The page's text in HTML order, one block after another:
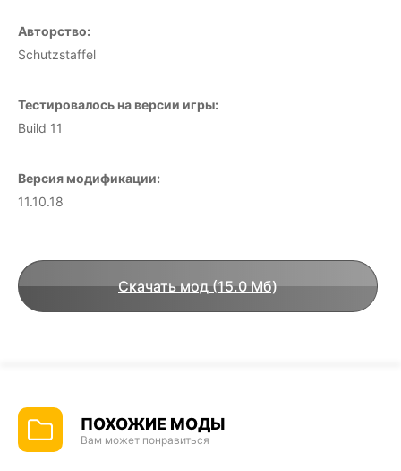
Авторство:
Schutzstaffel
Тестировалось на версии игры:
Build 11
Версия модификации:
11.10.18
Скачать мод (15.0 Мб)
ПОХОЖИЕ МОДЫ
Вам может понравиться